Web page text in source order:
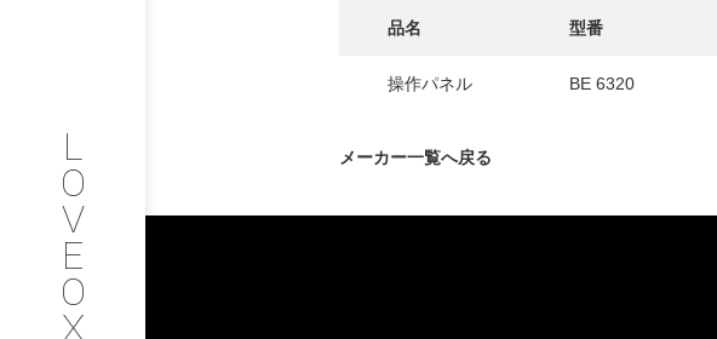
L
O
V
E
O
X
COMPANY
PROFILE
SERVICE
品名 型番
操作パネル BE 6320
メーカー一覧へ戻る